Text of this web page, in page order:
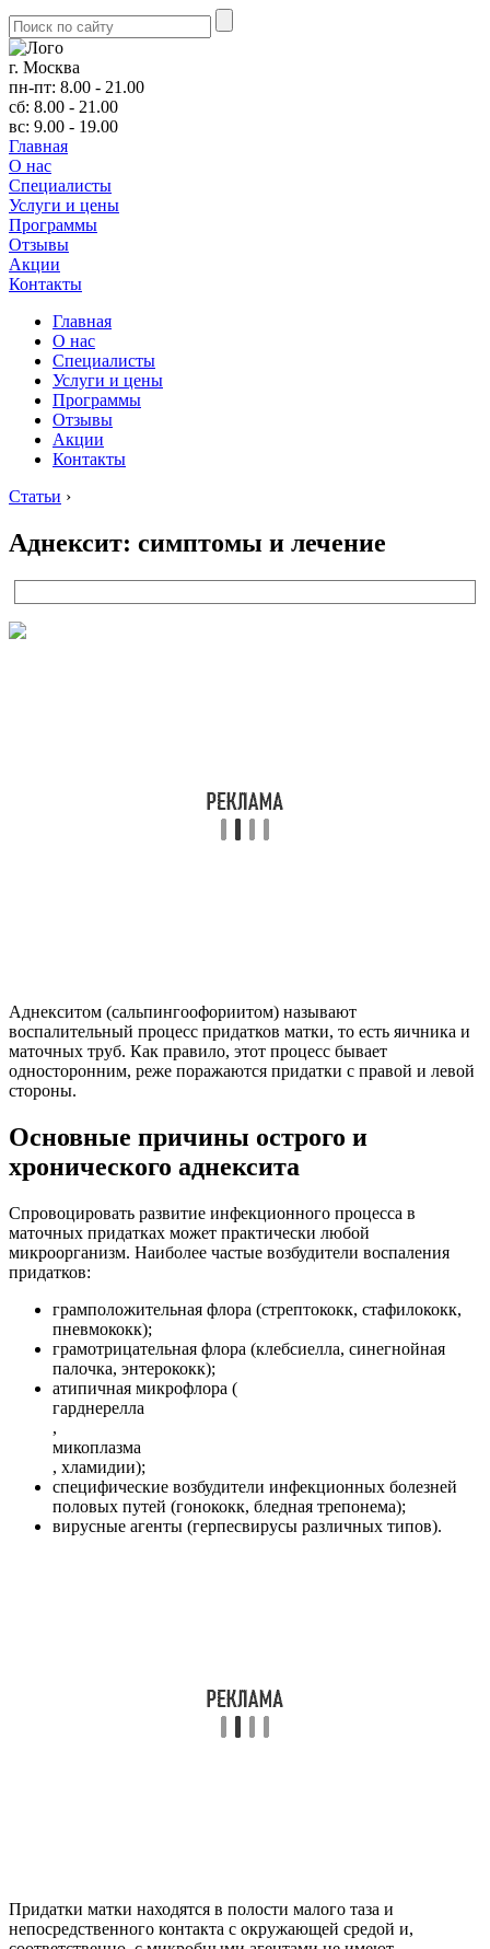
г. Москва
пн-пт: 8.00 - 21.00
сб: 8.00 - 21.00
вс: 9.00 - 19.00
Главная
О нас
Cпециалисты
Услуги и цены
Программы
Отзывы
Акции
Контакты
Главная
О нас
Cпециалисты
Услуги и цены
Программы
Отзывы
Акции
Контакты
Статьи ›
Аднексит: симптомы и лечение
Аднекситом (сальпингоофориитом) называют
воспалительный процесс придатков матки, то есть яичника и
маточных труб. Как правило, этот процесс бывает
односторонним, реже поражаются придатки с правой и левой
стороны.
Основные причины острого и
хронического аднексита
Спровоцировать развитие инфекционного процесса в
маточных придатках может практически любой
микроорганизм. Наиболее частые возбудители воспаления
придатков:
грамположительная флора (стрептококк, стафилококк,
пневмококк);
грамотрицательная флора (клебсиелла, синегнойная
палочка, энтерококк);
атипичная микрофлора (
гарднерелла
,
микоплазма
, хламидии);
специфические возбудители инфекционных болезней
половых путей (гонококк, бледная трепонема);
вирусные агенты (герпесвирусы различных типов).
Придатки матки находятся в полости малого таза и
непосредственного контакта с окружающей средой и,